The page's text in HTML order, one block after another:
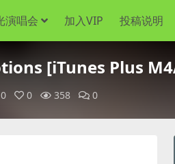
演唱会 加入VIP 投稿说明
[iTunes Plus
0 0 358 0